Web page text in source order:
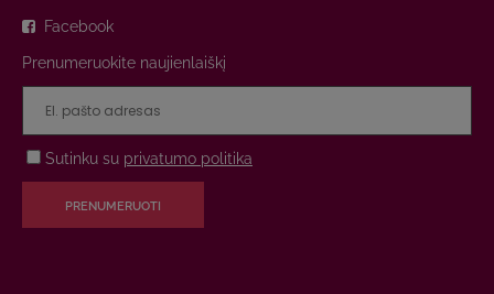
Facebook
Prenumeruokite naujienlaiškį
Sutinku su privatumo politika
PRENUMERUOTI